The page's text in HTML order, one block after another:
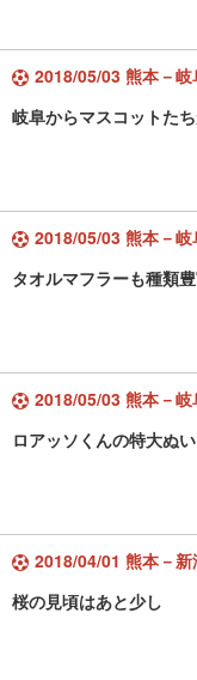
2018/05/03 熊本－岐
岐阜からマスコットた
2018/05/03 熊本－岐
タオルマフラーも種類豊
2018/05/03 熊本－岐
ロアッソくんの特大ぬ
2018/04/01 熊本－新
桜の見頃はあと少し